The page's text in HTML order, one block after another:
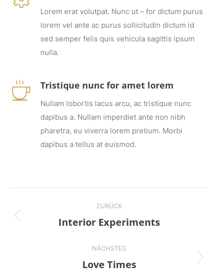
Lorem erat volutpat. Nunc ut – for dictum purus
lorem vel ante ac purus sollicitudin dictum id
sed semper felis quis vehicula sagittis ipsum
nulla.
Tristique nunc for amet lorem
Nullam lobortis lacus arcu, ac tristique nunc
dapibus a. Nullam imperdiet ante non nibh
pharetra, eu viverra lorem pretium. Morbi
dapibus a tellus at euismod.
navigation
ZURÜCK
Previous
Interior Experiments
NÄCHSTES
Next
Love Times